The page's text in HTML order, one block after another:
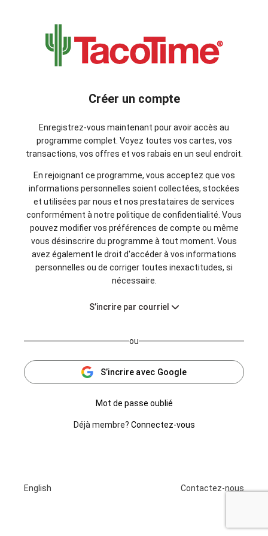
Créer un compte
Enregistrez-vous maintenant pour avoir accès au
programme complet. Voyez toutes vos cartes, vos
transactions, vos offres et vos rabais en un seul endroit.
En rejoignant ce programme, vous acceptez que vos
informations personnelles soient collectées, stockées
et utilisées par nous et nos prestataires de services
conformément à notre politique de confidentialité. Vous
pouvez modifier vos préférences de compte ou même
vous désinscrire du programme à tout moment. Vous
avez également le droit d'accéder à vos informations
personnelles ou de corriger toutes inexactitudes, si
nécessaire.
S’incrire par courriel
ou
S’incrire avec Google
Mot de passe oublié
Déjà membre? Connectez-vous
English Contactez-nous